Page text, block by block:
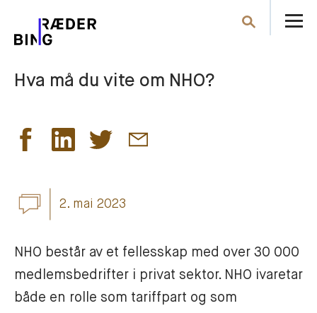
Søk
Hva må du vite om NHO?
2. mai 2023
NHO består av et fellesskap med over 30 000
medlemsbedrifter i privat sektor. NHO ivaretar
både en rolle som tariffpart og som